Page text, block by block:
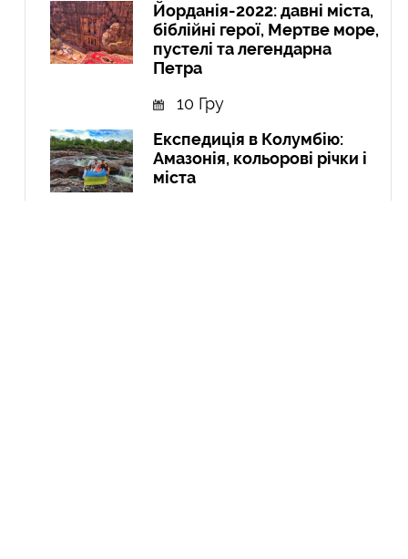
Йорданія-2022: давні міста,
біблійні герої, Мертве море,
пустелі та легендарна
Петра
10 Гру
Експедиція в Колумбію:
Амазонія, кольорові річки і
міста